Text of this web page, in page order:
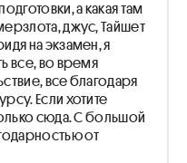
а какая там
джус, Тайшет
на экзамен, я
все, во время
все благодаря
Если хотите
сюда. С большой
от